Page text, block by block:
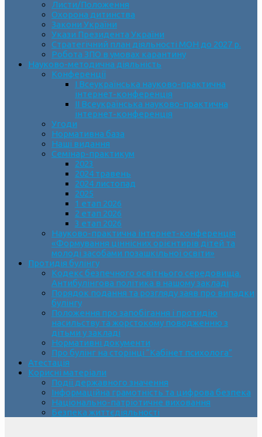
Листи/Положення
Охорона дитинства
Закони України
Укази Президента України
Стратегічний план діяльності МОН до 2027 р.
Робота ЗПО в умовах карантину
Науково-методична діяльність
Конференції
І Всеукраїнська науково-практична
інтернет-конференція
ІІ Всеукраїнська науково-практична
інтернет-конференція
Угоди
Нормативна база
Наші видання
Семінар-практикум
2023
2024 травень
2024 листопад
2025
1 етап 2026
2 етап 2026
3 етап 2026
Науково-практична інтернет-конференція
«Формування ціннісних орієнтирів дітей та
молоді засобами позашкільної освіти»
Протидія булінгу
Кодекс безпечного освітнього середовища.
Антибулінгова політика в нашому закладі
Порядок подання та розгляду заяв про випадки
булінгу
Положення про запобігання і протидію
насильству та жорстокому поводженню з
дітьми у закладі
Нормативні документи
Про булінг на сторінці “Кабінет психолога”
Атестація
Корисні матеріали
Події державного значення
Інформаційна грамотність та цифрова безпека
Національно-патріотичне виховання
Безпека життєдіяльності